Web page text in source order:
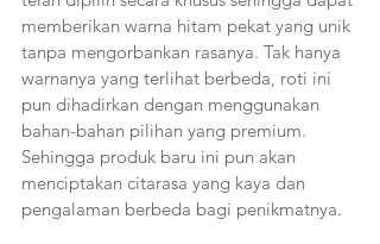
memberikan warna hitam pekat yang unik
tanpa mengorbankan rasanya. Tak hanya
warnanya yang terlihat berbeda, roti ini
pun dihadirkan dengan menggunakan
bahan-bahan pilihan yang premium.
Sehingga produk baru ini pun akan
menciptakan citarasa yang kaya dan
pengalaman berbeda bagi penikmatnya.